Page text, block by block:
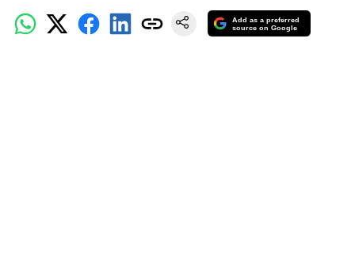
Add as a preferred
source on Google